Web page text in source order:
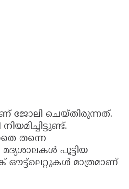
ജോലി ചെയ്തിരുന്നത്.
തന്നെ
പൂട്ടിയ
ഔട്ട്ലെറ്റുകൾ മാത്രമാണ്